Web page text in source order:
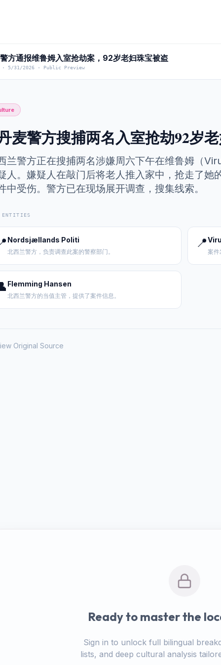
方通报维鲁姆入室抢劫案，92岁老妇珠宝被盗
5/31/2026 · Public Preview
麦警方搜捕两名入室抢劫92岁
兰警方正在搜捕两名涉嫌周六下午在维鲁姆（
人。嫌疑人在敲门后将老人推入家中，抢走了她
中受伤。警方已在现场展开调查，搜集线索。
ENTITIES
Nordsjællands Politi
北西兰警方，负责调查此案的警察部门。
📍
案件
Flemming Hansen
北西兰警方的当值主管，提供了案件信息。
Original Source
Ready to master the
Sign in to unlock full bilingual
lists, and deep cultural analysis